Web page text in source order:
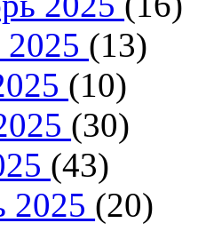
2025 (13)
(10)
(30)
(43)
2025 (20)